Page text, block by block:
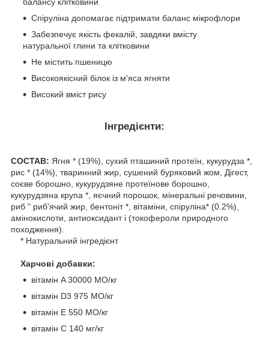
балансу клітковини
Спіруліна допомагає підтримати баланс мікрофлори
Забезпечує якість фекалій, завдяки вмісту
натуральної глини та клітковини
Не містить пшеницю
Високоякісний білок із м'яса ягняти
Високий вміст рису
Інгредієнти:
СОСТАВ: Ягня * (19%), сухий пташиний протеїн, кукурудза *,
рис * (14%), тваринний жир, сушений буряковий жом, Дігест,
соєве борошно, кукурудзяне протеїнове борошно,
кукурудзяна крупа *, яєчний порошок, мінеральні речовини,
риб " риб'ячий жир, бентоніт *, вітаміни, спіруліна* (0.2%),
амінокислоти, антиоксидант і (токофероли природного
походження).
* Натуральний інгредієнт
Харчові добавки:
вітамін A 30000 МО/кг
вітамін D3 975 МО/кг
вітамін Е 550 МО/кг
вітамін C 140 мг/кг